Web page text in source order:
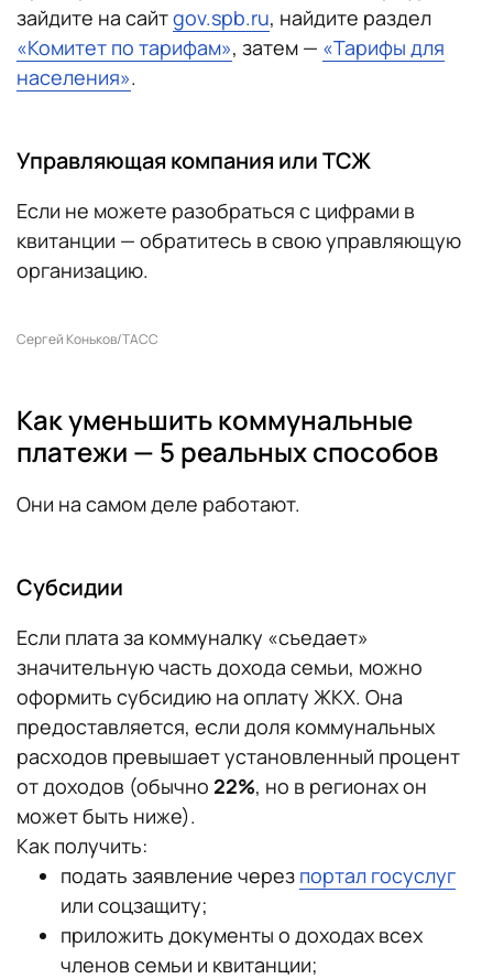
зайдите на сайтgov.spb.ru, найдите раздел
«Комитет по тарифам», затем — «Тарифы для
населения».
Управляющая компания или ТСЖ
Если не можете разобраться с цифрами в
квитанции — обратитесь в свою управляющую
организацию.
Сергей Коньков/ТАСС
Как уменьшить коммунальные
платежи — 5 реальных способов
Они на самом деле работают.
Субсидии
Если плата за коммуналку «съедает»
значительную часть дохода семьи, можно
оформить субсидию на оплату ЖКХ. Она
предоставляется, если доля коммунальных
расходов превышает установленный процент
от доходов (обычно 22%, но в регионах он
может быть ниже).
Как получить:
подать заявление через портал госуслуг
или соцзащиту;
приложить документы о доходах всех
членов семьи и квитанции;